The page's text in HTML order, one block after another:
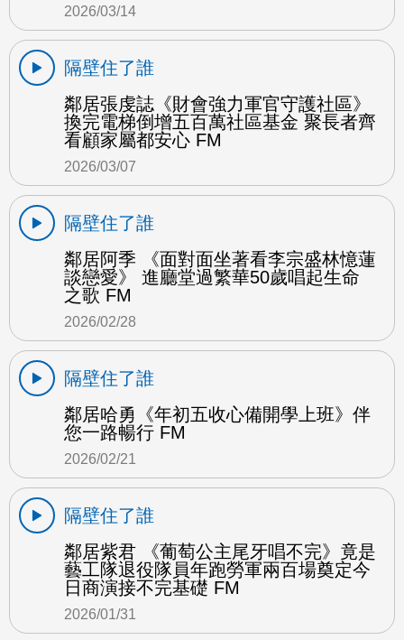
2026/03/14
隔壁住了誰
鄰居張虔誌《財會強力軍官守護社區》
換完電梯倒增五百萬社區基金 聚長者齊
看顧家屬都安心 FM
2026/03/07
隔壁住了誰
鄰居阿季 《面對面坐著看李宗盛林憶蓮
談戀愛》 進廳堂過繁華50歲唱起生命
之歌 FM
2026/02/28
隔壁住了誰
鄰居哈勇《年初五收心備開學上班》伴
您一路暢行 FM
2026/02/21
隔壁住了誰
鄰居紫君 《葡萄公主尾牙唱不完》竟是
藝工隊退役隊員年跑勞軍兩百場奠定今
日商演接不完基礎 FM
2026/01/31